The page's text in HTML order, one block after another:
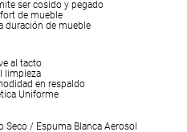
ser cosido y pegado
de mueble
duración de mueble
al tacto
limpieza
en respaldo
Uniforme
Seco / Espuma Blanca Aerosol